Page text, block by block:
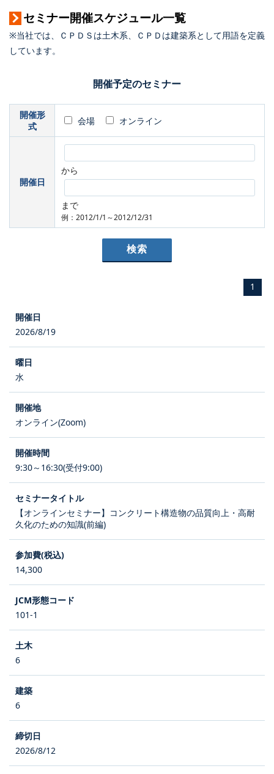
セミナー開催スケジュール一覧
※当社では、ＣＰＤＳは土木系、ＣＰＤは建築系として用語を定義
しています。
開催予定のセミナー
開催形
式
会場 オンライン
開催日
から
まで
例：2012/1/1～2012/12/31
1
2026/8/19
水
オンライン(Zoom)
9:30～16:30(受付9:00)
【オンラインセミナー】コンクリート構造物の品質向上・高耐
久化のための知識(前編)
14,300
101-1
6
6
2026/8/12